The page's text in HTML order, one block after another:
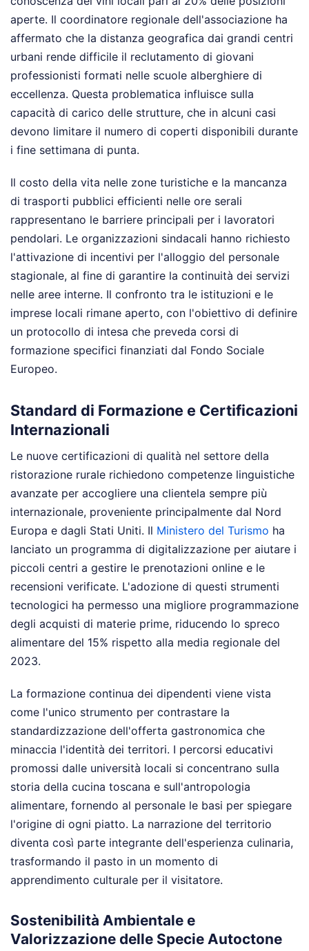
aperte. Il coordinatore regionale dell'associazione ha
affermato che la distanza geografica dai grandi centri
urbani rende difficile il reclutamento di giovani
professionisti formati nelle scuole alberghiere di
eccellenza. Questa problematica influisce sulla
capacità di carico delle strutture, che in alcuni casi
devono limitare il numero di coperti disponibili durante
i fine settimana di punta.
Il costo della vita nelle zone turistiche e la mancanza
di trasporti pubblici efficienti nelle ore serali
rappresentano le barriere principali per i lavoratori
pendolari. Le organizzazioni sindacali hanno richiesto
l'attivazione di incentivi per l'alloggio del personale
stagionale, al fine di garantire la continuità dei servizi
nelle aree interne. Il confronto tra le istituzioni e le
imprese locali rimane aperto, con l'obiettivo di definire
un protocollo di intesa che preveda corsi di
formazione specifici finanziati dal Fondo Sociale
Europeo.
Standard di Formazione e Certificazioni
Internazionali
Le nuove certificazioni di qualità nel settore della
ristorazione rurale richiedono competenze linguistiche
avanzate per accogliere una clientela sempre più
internazionale, proveniente principalmente dal Nord
Europa e dagli Stati Uniti. Il Ministero del Turismo ha
lanciato un programma di digitalizzazione per aiutare i
piccoli centri a gestire le prenotazioni online e le
recensioni verificate. L'adozione di questi strumenti
tecnologici ha permesso una migliore programmazione
degli acquisti di materie prime, riducendo lo spreco
alimentare del 15% rispetto alla media regionale del
2023.
La formazione continua dei dipendenti viene vista
come l'unico strumento per contrastare la
standardizzazione dell'offerta gastronomica che
minaccia l'identità dei territori. I percorsi educativi
promossi dalle università locali si concentrano sulla
storia della cucina toscana e sull'antropologia
alimentare, fornendo al personale le basi per spiegare
l'origine di ogni piatto. La narrazione del territorio
diventa così parte integrante dell'esperienza culinaria,
trasformando il pasto in un momento di
apprendimento culturale per il visitatore.
Sostenibilità Ambientale e
Valorizzazione delle Specie Autoctone